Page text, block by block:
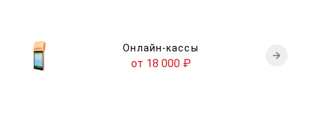
Онлайн-кассы
от 18 000 ₽